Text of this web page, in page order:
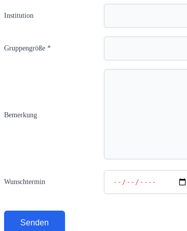
Institution
Gruppengröße *
Bemerkung
Wunschtermin